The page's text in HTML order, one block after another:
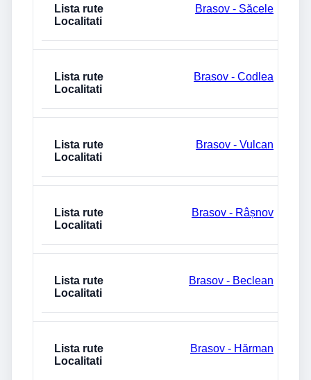
Brasov - Săcele
Brasov - Codlea
Brasov - Vulcan
Brasov - Râșnov
Brasov - Beclean
Brasov - Hărman